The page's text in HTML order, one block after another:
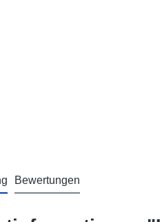
Bewertungen